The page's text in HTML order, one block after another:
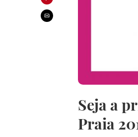
Seja a
Praia